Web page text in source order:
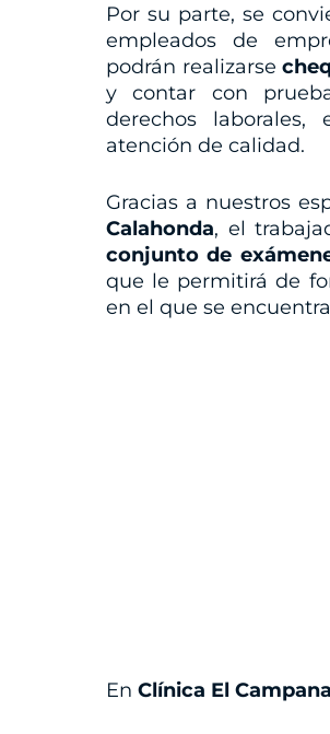
Por su parte, se
empleados de
podrán realizarse
y contar con
derechos
atención de calidad.
Gracias a nuestros
Calahonda, el
conjunto de
que le permitirá de
en el que se
En Clínica El